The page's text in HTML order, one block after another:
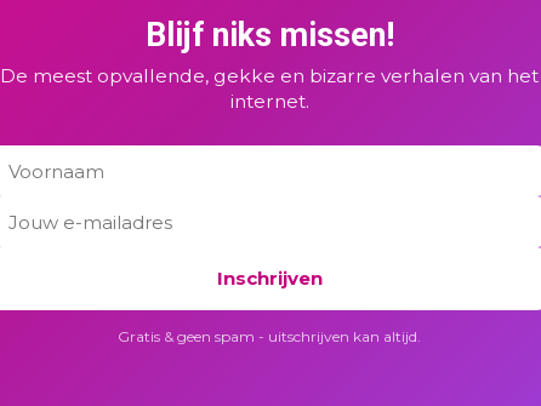
Blijf niks missen!
De meest opvallende, gekke en bizarre verhalen van het
internet.
Inschrijven
Gratis & geen spam - uitschrijven kan altijd.